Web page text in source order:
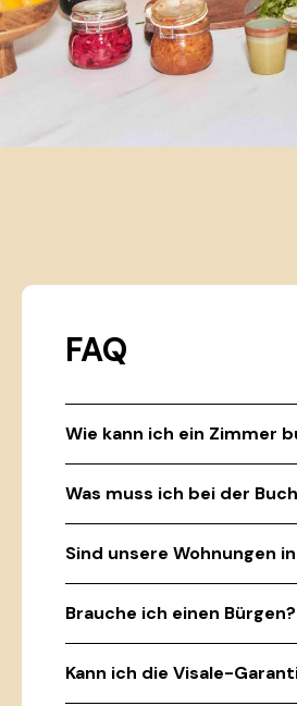
FAQ
Wie kann ich ein Zimmer
Was muss ich bei der
Sind unsere Wohnungen
Brauche ich einen Bürgen?
Kann ich die Visale-